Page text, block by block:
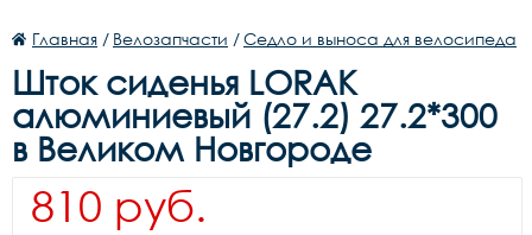
Главная / Велозапчасти /Седло и выноса для велосипеда
Шток сиденья LORAK
алюминиевый (27.2) 27.2*300
в Великом Новгороде
810 руб.